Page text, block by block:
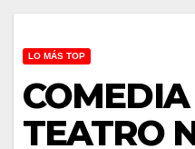
LO MÁS TOP
TEATRO